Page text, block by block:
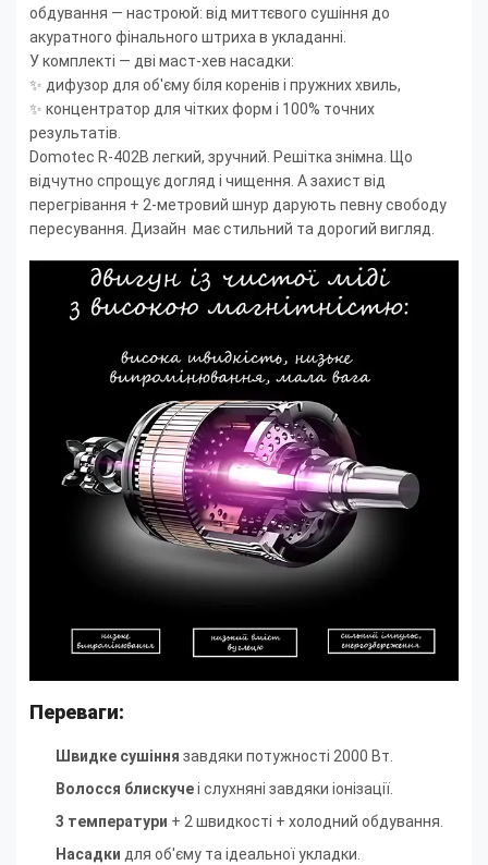
обдування — настроюй: від миттєвого сушіння до
акуратного фінального штриха в укладанні.
У комплекті — дві маст-хев насадки:
✨ дифузор для об'єму біля коренів і пружних хвиль,
✨ концентратор для чітких форм і 100% точних
результатів.
Domotec R-402B легкий, зручний. Решітка знімна. Що
відчутно спрощує догляд і чищення. А захист від
перегрівання + 2-метровий шнур дарують певну свободу
пересування. Дизайн має стильний та дорогий вигляд.
Переваги:
Швидке сушіння завдяки потужності 2000 Вт.
Волосся блискучеі слухняні завдяки іонізації.
3 температури + 2 швидкості + холодний обдування.
Насадки для об'єму та ідеальної укладки.